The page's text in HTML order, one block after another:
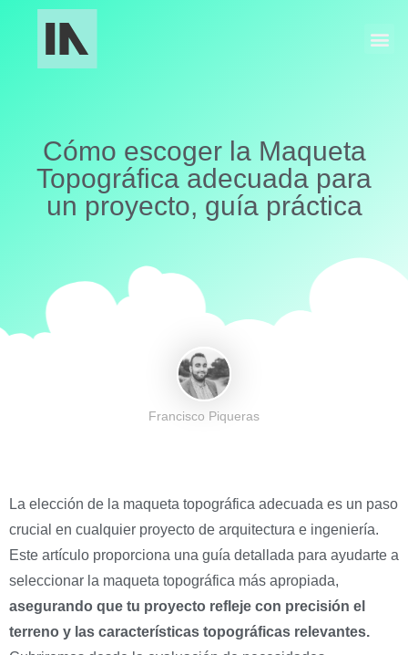
Cómo escoger la Maqueta
Topográfica adecuada para
un proyecto, guía práctica
Francisco Piqueras
La elección de la maqueta topográfica adecuada es un paso
crucial en cualquier proyecto de arquitectura e ingeniería.
Este artículo proporciona una guía detallada para ayudarte a
seleccionar la maqueta topográfica más apropiada,
asegurando que tu proyecto refleje con precisión el
terreno y las características topográficas relevantes.